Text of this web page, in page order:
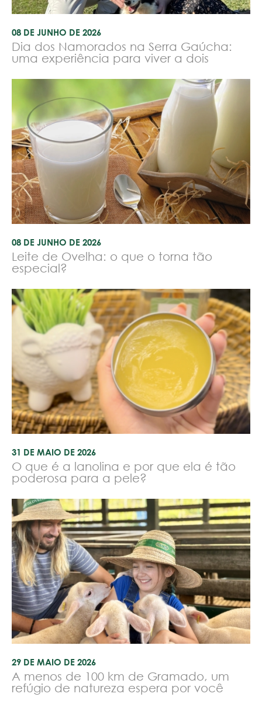
08 DE JUNHO DE 2026
Dia dos Namorados na Serra Gaúcha:
uma experiência para viver a dois
08 DE JUNHO DE 2026
Leite de Ovelha: o que o torna tão
especial?
31 DE MAIO DE 2026
O que é a lanolina e por que ela é tão
poderosa para a pele?
29 DE MAIO DE 2026
A menos de 100 km de Gramado, um
refúgio de natureza espera por você